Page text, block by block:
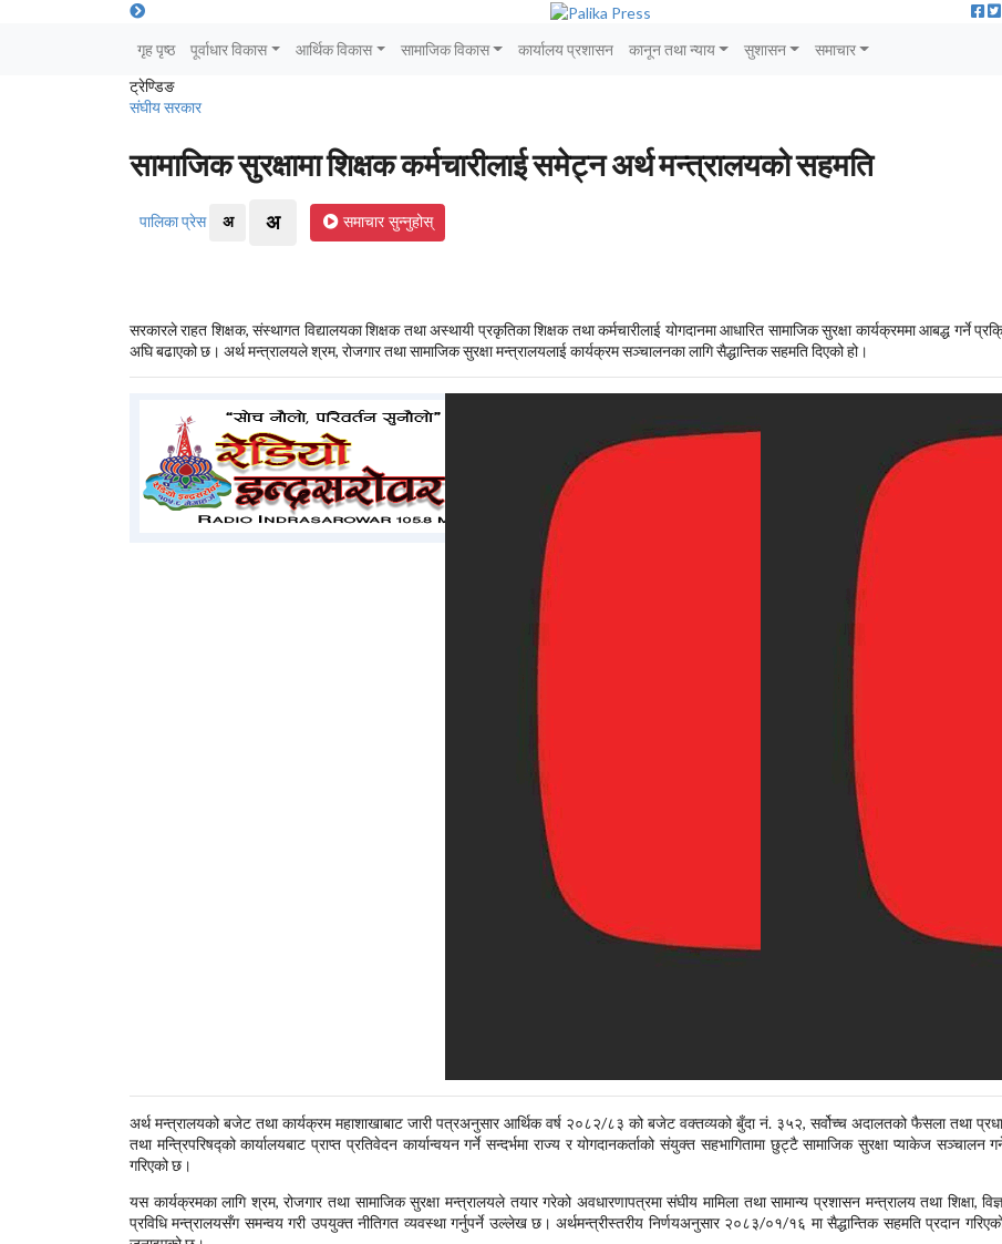
गृह पृष्ठ पूर्वाधार विकास आर्थिक विकास सामाजिक विकास कार्यालय प्रशासन कानून तथा न्याय सुशासन
समाचार
ट्रेण्डिङ
संघीय सरकार
सामाजिक सुरक्षामा शिक्षक कर्मचारीलाई समेट्न अर्थ मन्त्रालयको सहमति
पालिका प्रेस अ अ समाचार सुन्नुहोस्
सरकारले राहत शिक्षक, संस्थागत विद्यालयका शिक्षक तथा अस्थायी प्रकृतिका शिक्षक तथा कर्मचारीलाई योगदानमा आधारित सामाजिक सुरक्षा कार्यक्रममा आबद्ध गर्ने
अघि बढाएको छ। अर्थ मन्त्रालयले श्रम, रोजगार तथा सामाजिक सुरक्षा मन्त्रालयलाई कार्यक्रम सञ्चालनका लागि सैद्धान्तिक सहमति दिएको हो।
अर्थ मन्त्रालयको बजेट तथा कार्यक्रम महाशाखाबाट जारी पत्रअनुसार आर्थिक वर्ष २०८२/८३ को बजेट वक्तव्यको बुँदा नं. ३५२, सर्वोच्च अदालतको फैसला तथा
तथा मन्त्रिपरिषद्को कार्यालयबाट प्राप्त प्रतिवेदन कार्यान्वयन गर्ने सन्दर्भमा राज्य र योगदानकर्ताको संयुक्त सहभागितामा छुट्टै सामाजिक सुरक्षा प्याकेज सञ्चालन
गरिएको छ।
यस कार्यक्रमका लागि श्रम, रोजगार तथा सामाजिक सुरक्षा मन्त्रालयले तयार गरेको अवधारणापत्रमा संघीय मामिला तथा सामान्य प्रशासन मन्त्रालय तथा शिक्षा,
प्रविधि मन्त्रालयसँग समन्वय गरी उपयुक्त नीतिगत व्यवस्था गर्नुपर्ने उल्लेख छ। अर्थमन्त्रीस्तरीय निर्णयअनुसार २०८३/०१/१६ मा सैद्धान्तिक सहमति प्रदान